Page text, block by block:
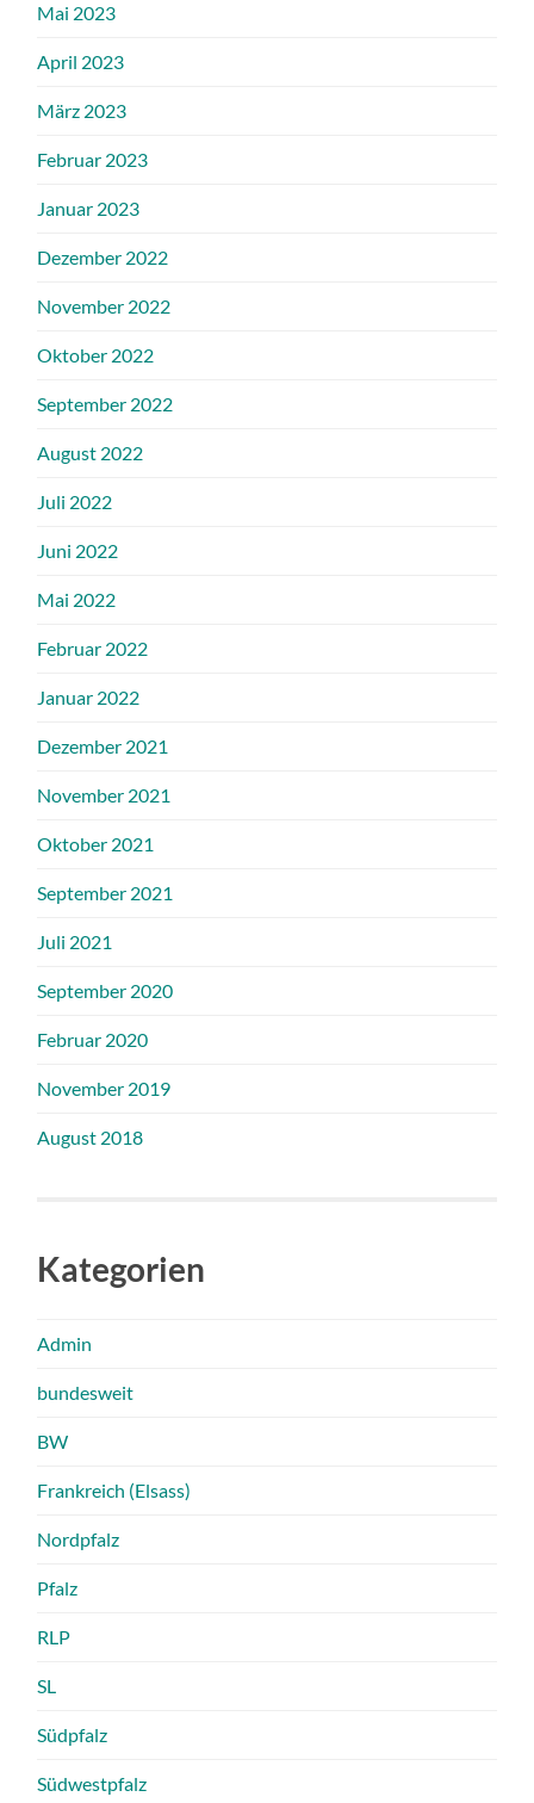
Mai 2023
April 2023
März 2023
Februar 2023
Januar 2023
Dezember 2022
November 2022
Oktober 2022
September 2022
August 2022
Juli 2022
Juni 2022
Mai 2022
Februar 2022
Januar 2022
Dezember 2021
November 2021
Oktober 2021
September 2021
Juli 2021
September 2020
Februar 2020
November 2019
August 2018
Kategorien
Admin
bundesweit
BW
Frankreich (Elsass)
Nordpfalz
Pfalz
RLP
SL
Südpfalz
Südwestpfalz